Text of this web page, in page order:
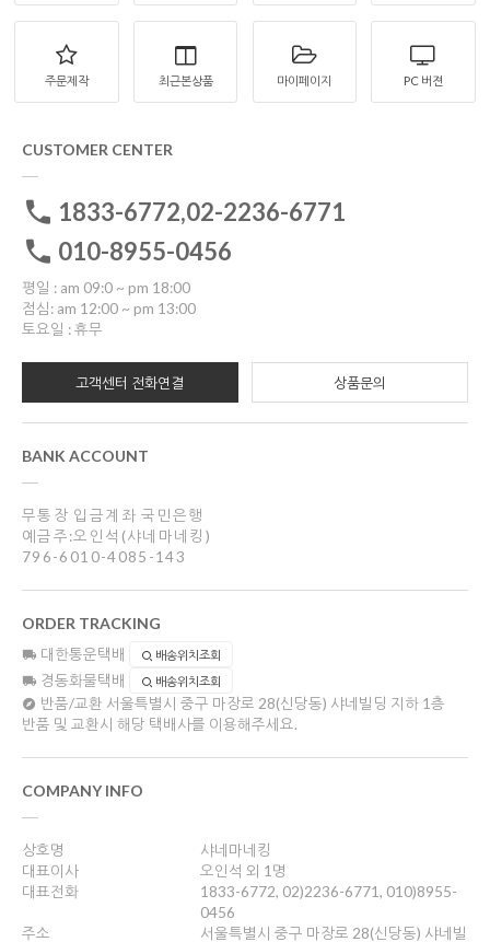
주문제작 최근본상품 마이페이지 PC 버젼
CUSTOMER CENTER
1833-6772,02-2236-6771
010-8955-0456
평일 : am 09:0 ~ pm 18:00
점심: am 12:00 ~ pm 13:00
토요일 : 휴무
고객센터 전화연결 상품문의
BANK ACCOUNT
무통장 입금계좌 국민은행
예금주:오인석(샤네마네킹)
796-6010-4085-143
ORDER TRACKING
대한통운택배 배송위치조회
경동화물택배 배송위치조회
반품/교환 서울특별시 중구 마장로 28(신당동) 샤네빌딩 지하 1층
반품 및 교환시 해당 택배사를 이용해주세요.
COMPANY INFO
상호명
샤네마네킹
대표이사
오인석 외 1명
대표전화
1833-6772, 02)2236-6771, 010)8955-
0456
주소
서울특별시 중구 마장로 28(신당동) 샤네빌